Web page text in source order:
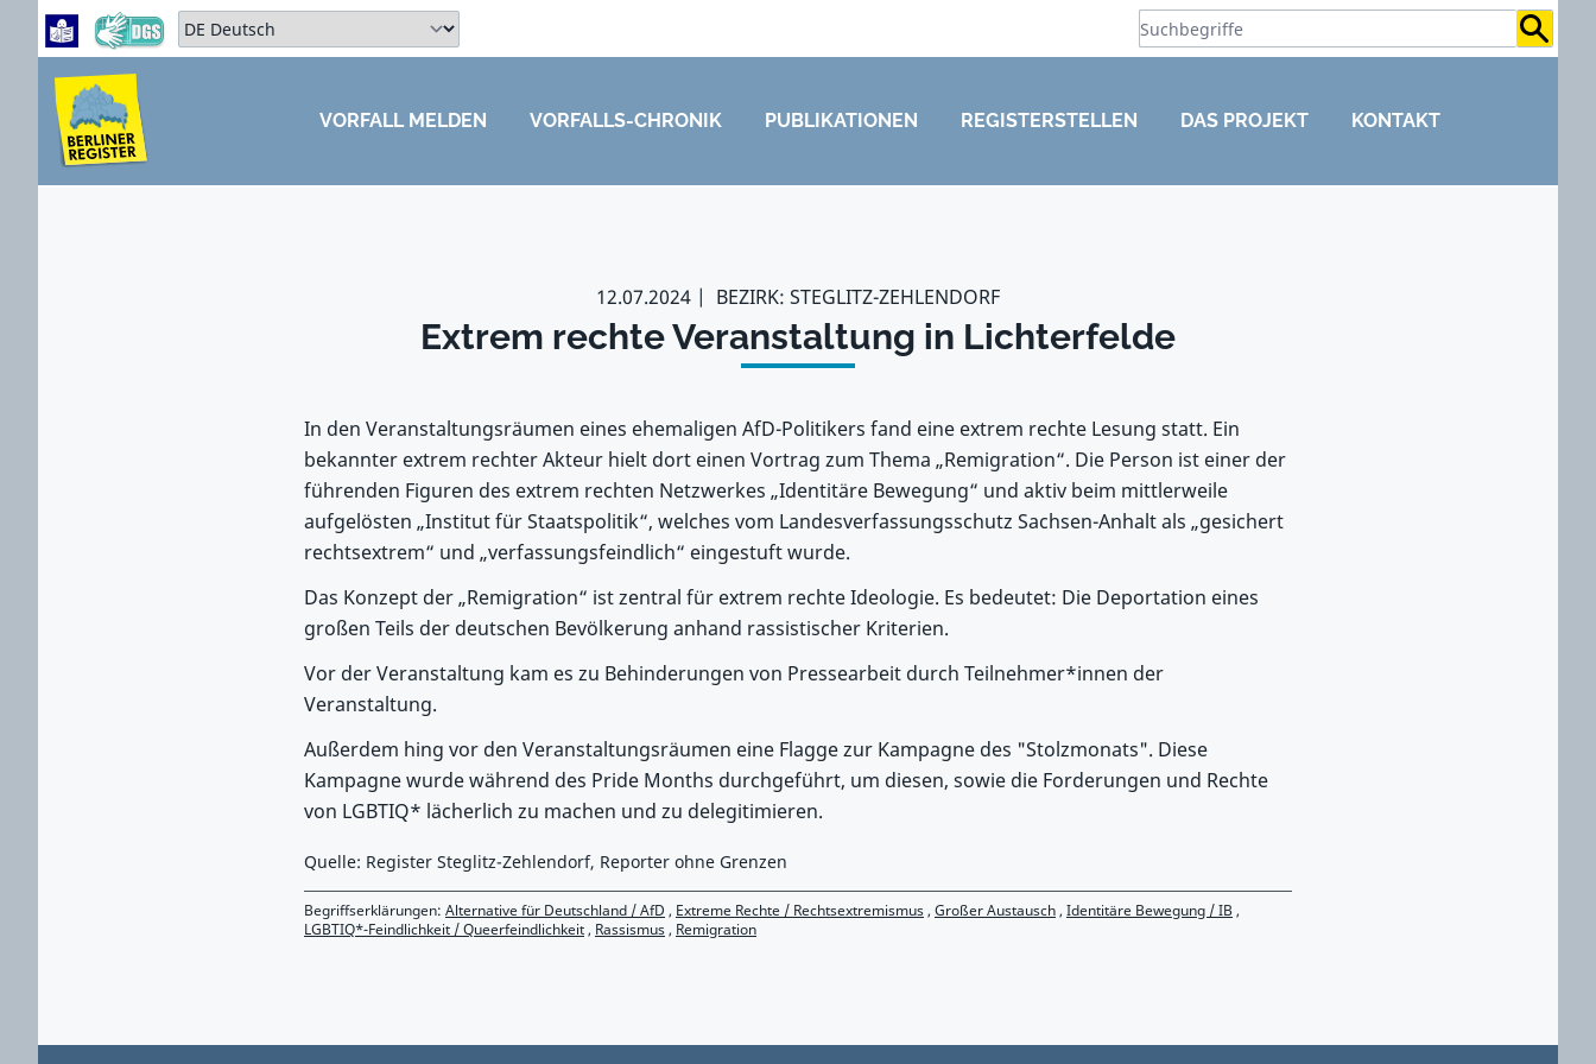
Zum Hauptbereich springen
Zum Hauptmenü springen
Sprache auswählen:
ZUM HAUPTBEREICH SPRINGEN
VORFALL MELDEN VORFALLS-CHRONIK PUBLIKATIONEN REGISTERSTELLEN DAS PROJEKT KONTAKT
12.07.2024 BEZIRK: STEGLITZ-ZEHLENDORF
Extrem rechte Veranstaltung in Lichterfelde
In den Veranstaltungsräumen eines ehemaligen AfD-Politikers fand eine extrem rechte Lesung statt. Ein
bekannter extrem rechter Akteur hielt dort einen Vortrag zum Thema „Remigration“. Die Person ist einer der
führenden Figuren des extrem rechten Netzwerkes „Identitäre Bewegung“ und aktiv beim mittlerweile
aufgelösten „Institut für Staatspolitik“, welches vom Landesverfassungsschutz Sachsen-Anhalt als „gesichert
rechtsextrem“ und „verfassungsfeindlich“ eingestuft wurde.
Das Konzept der „Remigration“ ist zentral für extrem rechte Ideologie. Es bedeutet: Die Deportation eines
großen Teils der deutschen Bevölkerung anhand rassistischer Kriterien.
Vor der Veranstaltung kam es zu Behinderungen von Pressearbeit durch Teilnehmer*innen der
Veranstaltung.
Außerdem hing vor den Veranstaltungsräumen eine Flagge zur Kampagne des "Stolzmonats". Diese
Kampagne wurde während des Pride Months durchgeführt, um diesen, sowie die Forderungen und Rechte
von LGBTIQ* lächerlich zu machen und zu delegitimieren.
Quelle: Register Steglitz-Zehlendorf, Reporter ohne Grenzen
Begriffserklärungen: Alternative für Deutschland / AfD , Extreme Rechte / Rechtsextremismus, Großer Austausch, Identitäre Bewegung / IB,
LGBTIQ*-Feindlichkeit / Queerfeindlichkeit, Rassismus, Remigration
Zurück zu Hauptmenü springen